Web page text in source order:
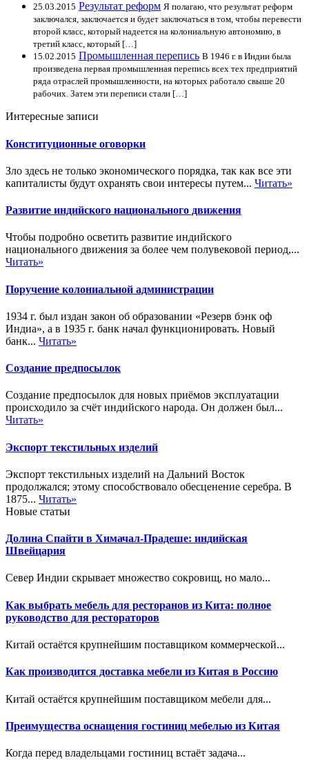
25.03.2015 Результат реформ Я полагаю, что результат реформ
заключался, заключается и будет заключаться в том, чтобы перевести
второй класс, который надеется на колониальную автономию, в
третий класс, который […]
15.02.2015 Промышленная перепись В 1946 г. в Индии была
произведена первая промышленная перепись всех тех предприятий
ряда отраслей промышленности, на которых работало свыше 20
рабочих. Затем эти переписи стали […]
Интересные записи
Конституционные оговорки
Зло здесь не только экономического порядка, так как все эти
капиталисты будут охранять свои интересы путем... Читать»
Развитие индийского национального движения
Чтобы подробно осветить развитие индийского
национального движения за более чем полувековой период,...
Читать»
Поручение колониальной администрации
1934 г. был издан закон об образовании «Резерв бэнк оф
Индиа», а в 1935 г. банк начал функционировать. Новый
банк... Читать»
Создание предпосылок
Создание предпосылок для новых приёмов эксплуатации
происходило за счёт индийского народа. Он должен был...
Читать»
Экспорт текстильных изделий
Экспорт текстильных изделий на Дальний Восток
продолжался; этому способствовало обесценение серебра. В
1875... Читать»
Новые статьи
Долина Спайти в Химачал-Прадеше: индийская
Швейцария
Север Индии скрывает множество сокровищ, но мало...
Как выбрать мебель для ресторанов из Кита: полное
руководство для рестораторов
Китай остаётся крупнейшим поставщиком коммерческой...
Как производится доставка мебели из Китая в Россию
Китай остаётся крупнейшим поставщиком мебели для...
Преимущества оснащения гостиниц мебелью из Китая
Когда перед владельцами гостиниц встаёт задача...